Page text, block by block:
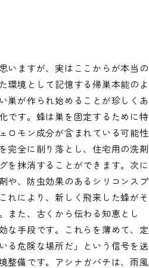
いますが、実はここからが本当の
環境として記憶する帰巣本能のよ
巣が作られ始めることが珍しくあ
です。蜂は巣を固定するために特
ロモン成分が含まれている可能性
完全に削り落とし、住宅用の洗剤
を抹消することができます。次に
や、防虫効果のあるシリコンスプ
れにより、新しく飛来した蜂がそ
また、古くから伝わる知恵とし
な手段です。これらを薄めて、定
る危険な場所だ」という信号を送
整備です。アシナガバチは、雨風